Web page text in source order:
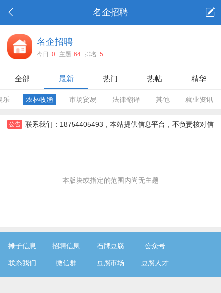
名企招聘
名企招聘
今日: 0 主题: 64 排名: 5
全部 最新 热门 热帖 精华
乐 农林牧渔 市场贸易 法律翻译 其他 就业资讯
公告 联系我们：18754405493，本站提供信息平台，不负责核对信
本版块或指定的范围内尚无主题
摊子信息 招聘信息 石牌豆腐 公众号
联系我们 微信群 豆腐市场 豆腐人才